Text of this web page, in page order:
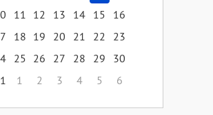
11 12 13 14 15
16
18 19 20 21 22
23
25 26 27 28 29
30
1 2 3 4 5 6